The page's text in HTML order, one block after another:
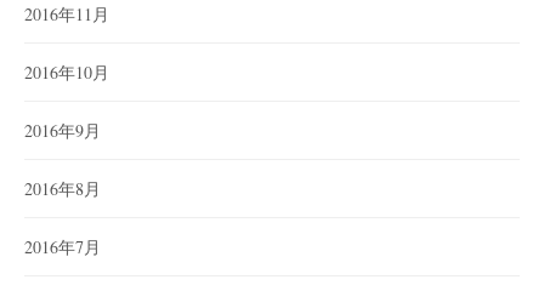
2016年11月
2016年10月
2016年9月
2016年8月
2016年7月